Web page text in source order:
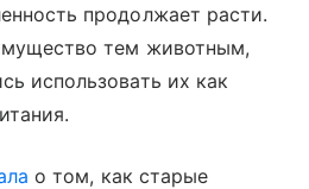
продолжает расти.
тем животным,
использовать их как
о том, как старые